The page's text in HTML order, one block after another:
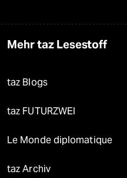
Mehr taz Lesestoff
taz Blogs
taz FUTURZWEI
Le Monde diplomatique
taz Archiv